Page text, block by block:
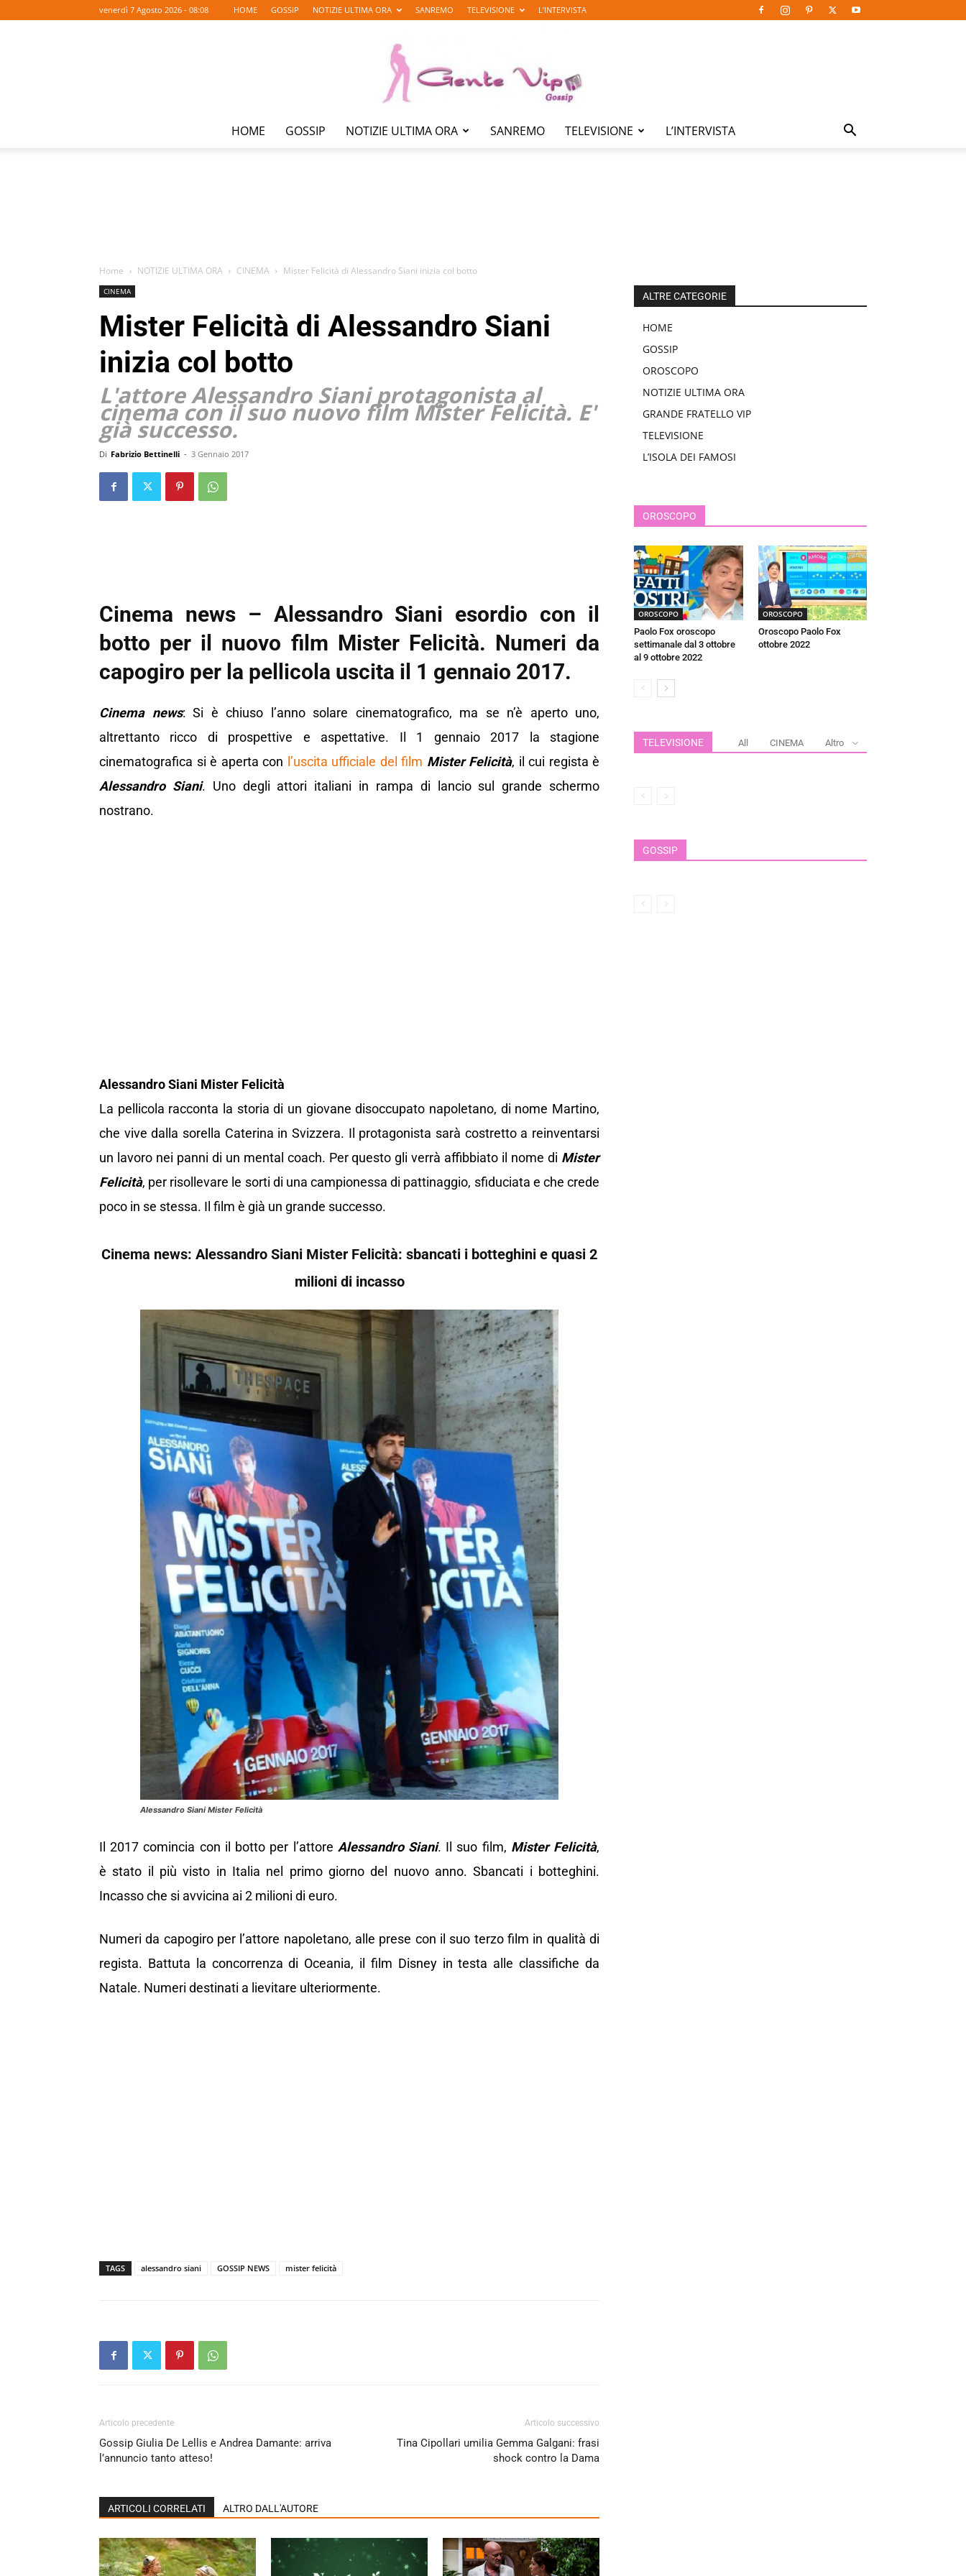
venerdì 7 Agosto 2026 - 08:08 HOME GOSSIP NOTIZIE ULTIMA ORA SANREMO TELEVISIONE L’INTERVISTA
HOME GOSSIP NOTIZIE ULTIMA ORA SANREMO TELEVISIONE L’INTERVISTA
Home NOTIZIE ULTIMA ORA CINEMA Mister Felicità di Alessandro Siani inizia col botto
CINEMA
Mister Felicità di Alessandro Siani
inizia col botto
L'attore Alessandro Siani protagonista al
cinema con il suo nuovo film Mister Felicità. E'
già successo.
Di Fabrizio Bettinelli - 3 Gennaio 2017
Cinema news – Alessandro Siani esordio con il
botto per il nuovo film Mister Felicità. Numeri da
capogiro per la pellicola uscita il 1 gennaio 2017.
Cinema news: Si è chiuso l’anno solare cinematografico, ma se n’è aperto uno,
altrettanto ricco di prospettive e aspettative. Il 1 gennaio 2017 la stagione
cinematografica si è aperta con l’uscita ufficiale del film Mister Felicità, il cui regista è
Alessandro Siani. Uno degli attori italiani in rampa di lancio sul grande schermo
nostrano.
Alessandro Siani Mister Felicità
La pellicola racconta la storia di un giovane disoccupato napoletano, di nome Martino,
che vive dalla sorella Caterina in Svizzera. Il protagonista sarà costretto a reinventarsi
un lavoro nei panni di un mental coach. Per questo gli verrà affibbiato il nome di Mister
Felicità, per risollevare le sorti di una campionessa di pattinaggio, sfiduciata e che crede
poco in se stessa. Il film è già un grande successo.
Cinema news: Alessandro Siani Mister Felicità: sbancati i botteghini e quasi 2
milioni di incasso
Alessandro Siani Mister Felicità
Il 2017 comincia con il botto per l’attore Alessandro Siani. Il suo film, Mister Felicità,
è stato il più visto in Italia nel primo giorno del nuovo anno. Sbancati i botteghini.
Incasso che si avvicina ai 2 milioni di euro.
Numeri da capogiro per l’attore napoletano, alle prese con il suo terzo film in qualità di
regista. Battuta la concorrenza di Oceania, il film Disney in testa alle classifiche da
Natale. Numeri destinati a lievitare ulteriormente.
TAGS alessandro siani GOSSIP NEWS mister felicità
Articolo precedente
Gossip Giulia De Lellis e Andrea Damante: arriva
l’annuncio tanto atteso!
Articolo successivo
Tina Cipollari umilia Gemma Galgani: frasi
shock contro la Dama
ARTICOLI CORRELATI ALTRO DALL'AUTORE
ALTRE CATEGORIE
HOME
GOSSIP
OROSCOPO
NOTIZIE ULTIMA ORA
GRANDE FRATELLO VIP
TELEVISIONE
L’ISOLA DEI FAMOSI
OROSCOPO
OROSCOPO
Paolo Fox oroscopo
settimanale dal 3 ottobre
al 9 ottobre 2022
OROSCOPO
Oroscopo Paolo Fox
ottobre 2022
TELEVISIONE All CINEMA Altro
GOSSIP